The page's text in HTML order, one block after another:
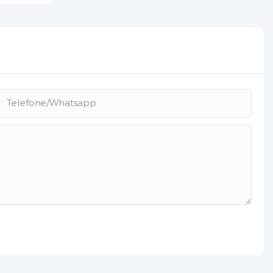
Telefone/whatsapp